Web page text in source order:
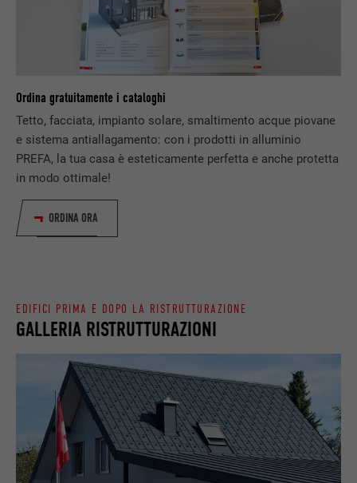
Ordina gratuitamente i cataloghi
Tetto, facciata, impianto solare, smaltimento acque piovane
e sistema antiallagamento: con i prodotti in alluminio
PREFA, la tua casa è esteticamente perfetta e anche protetta
in modo ottimale!
ORDINA ORA
GALLERIA RISTRUTTURAZIONI
EDIFICI PRIMA E DOPO LA RISTRUTTURAZIONE
generare dati statistici riguardo agli utenti
del sito web.
_gaexp
PROVIDER Google Optimize
90 giorni
SCOPO
verificare se il browser permette
identificatore.
Sessione
Memorizza la versione linguistica di un sito
NOME lang
PROVIDER LinkedIn
NOME bcookie
PROVIDER LinkedIn
DECORSO 2 anni
SCOPO
Utilizzato dal servizio di social network
LinkedIn per il tracking dell’utilizzo di
prestazioni di servizio integrate.